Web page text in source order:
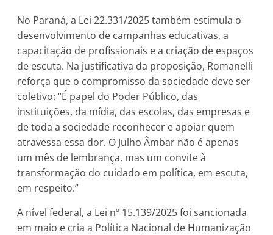
No Paraná, a Lei 22.331/2025 também estimula o
desenvolvimento de campanhas educativas, a
capacitação de profissionais e a criação de espaços
de escuta. Na justificativa da proposição, Romanelli
reforça que o compromisso da sociedade deve ser
coletivo: “É papel do Poder Público, das
instituições, da mídia, das escolas, das empresas e
de toda a sociedade reconhecer e apoiar quem
atravessa essa dor. O Julho Âmbar não é apenas
um mês de lembrança, mas um convite à
transformação do cuidado em política, em escuta,
em respeito.”
A nível federal, a Lei nº 15.139/2025 foi sancionada
em maio e cria a Política Nacional de Humanização